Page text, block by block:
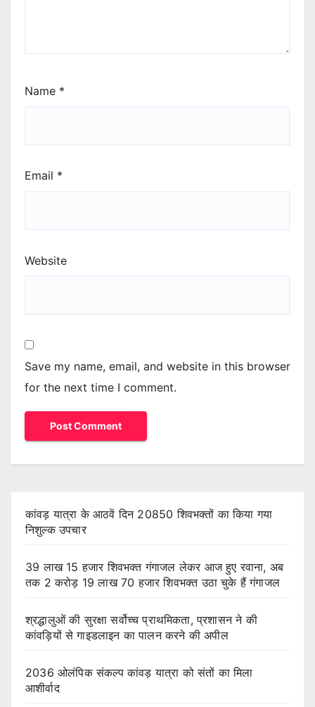
Name *
Email *
Website
Save my name, email, and website in this browser
for the next time I comment.
कांवड़ यात्रा के आठवें दिन 20850 शिवभक्तों का किया गया
निशुल्क उपचार
39 लाख 15 हजार शिवभक्त गंगाजल लेकर आज हुए रवाना, अब
तक 2 करोड़ 19 लाख 70 हजार शिवभक्त उठा चुके हैं गंगाजल
श्रद्धालुओं की सुरक्षा सर्वोच्च प्राथमिकता, प्रशासन ने की
कांवड़ियों से गाइडलाइन का पालन करने की अपील
2036 ओलंपिक संकल्प कांवड़ यात्रा को संतों का मिला
आशीर्वाद